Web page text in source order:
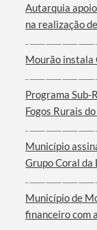
Termo de
Categorias
Filtros
Autarquia
na realização
Mourão instala
Programa Sub-
Fogos Rurais
Município
Grupo Coral da
Município de
financeiro com